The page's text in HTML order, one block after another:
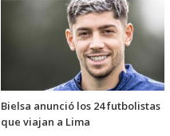
Bielsa anunció los 24 futbolistas
que viajan a Lima